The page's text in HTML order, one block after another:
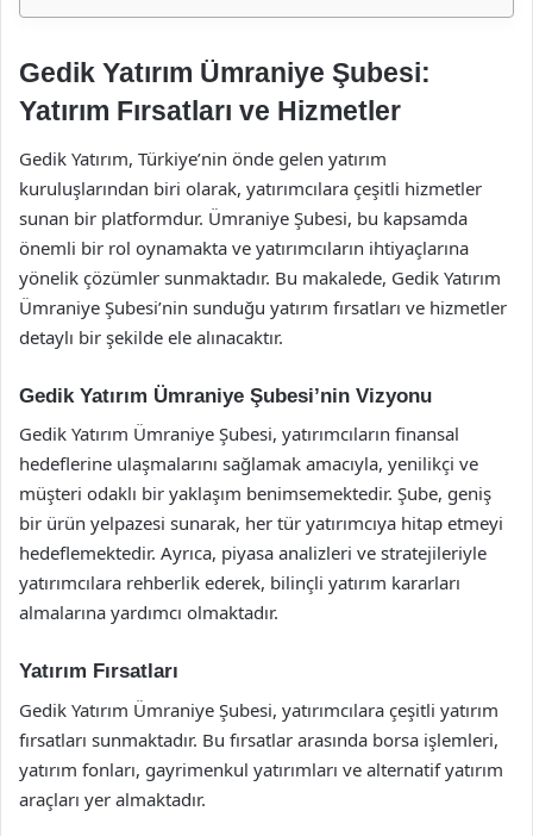
Gedik Yatırım Ümraniye Şubesi:
Yatırım Fırsatları ve Hizmetler
Gedik Yatırım, Türkiye’nin önde gelen yatırım
kuruluşlarından biri olarak, yatırımcılara çeşitli hizmetler
sunan bir platformdur. Ümraniye Şubesi, bu kapsamda
önemli bir rol oynamakta ve yatırımcıların ihtiyaçlarına
yönelik çözümler sunmaktadır. Bu makalede, Gedik Yatırım
Ümraniye Şubesi’nin sunduğu yatırım fırsatları ve hizmetler
detaylı bir şekilde ele alınacaktır.
Gedik Yatırım Ümraniye Şubesi’nin Vizyonu
Gedik Yatırım Ümraniye Şubesi, yatırımcıların finansal
hedeflerine ulaşmalarını sağlamak amacıyla, yenilikçi ve
müşteri odaklı bir yaklaşım benimsemektedir. Şube, geniş
bir ürün yelpazesi sunarak, her tür yatırımcıya hitap etmeyi
hedeflemektedir. Ayrıca, piyasa analizleri ve stratejileriyle
yatırımcılara rehberlik ederek, bilinçli yatırım kararları
almalarına yardımcı olmaktadır.
Yatırım Fırsatları
Gedik Yatırım Ümraniye Şubesi, yatırımcılara çeşitli yatırım
fırsatları sunmaktadır. Bu fırsatlar arasında borsa işlemleri,
yatırım fonları, gayrimenkul yatırımları ve alternatif yatırım
araçları yer almaktadır.